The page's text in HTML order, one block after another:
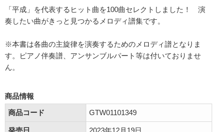
「平成」を代表するヒット曲を100曲セレクトしました！ 演
奏したい曲がきっと見つかるメロディ譜集です。
※本書は各曲の主旋律を演奏するためのメロディ譜となりま
す。ピアノ伴奏譜、アンサンブルパート等は付いておりませ
ん。
商品情報
商品コード
GTW01101349
発売日 2023年12月19日